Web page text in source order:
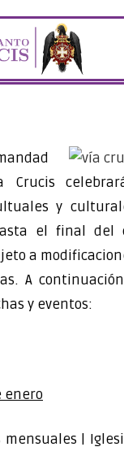
Crucis
y
el final del
a
A
y eventos:
enero
mensuales |